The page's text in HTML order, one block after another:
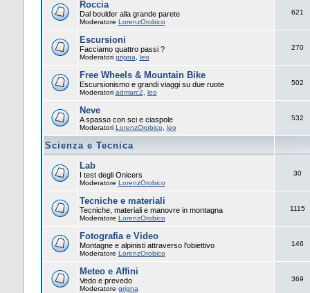
Roccia
Dal boulder alla grande parete
Moderatore LorenzOrobico
621
Escursioni
Facciamo quattro passi ?
Moderatori grigna leo
270
Free Wheels & Mountain Bike
Escursionismo e grandi viaggi su due ruote
Moderatori admarc2 leo
502
Neve
A spasso con sci e ciaspole
Moderatori LorenzOrobico leo
532
Scienza e Tecnica
Lab
I test degli Onicers
Moderatore LorenzOrobico
30
Tecniche e materiali
Tecniche, materiali e manovre in montagna
Moderatore LorenzOrobico
1115
Fotografia e Video
Montagne e alpinisti attraverso l'obiettivo
Moderatore LorenzOrobico
146
Meteo e Affini
Vedo e prevedo
Moderatore grigna
369